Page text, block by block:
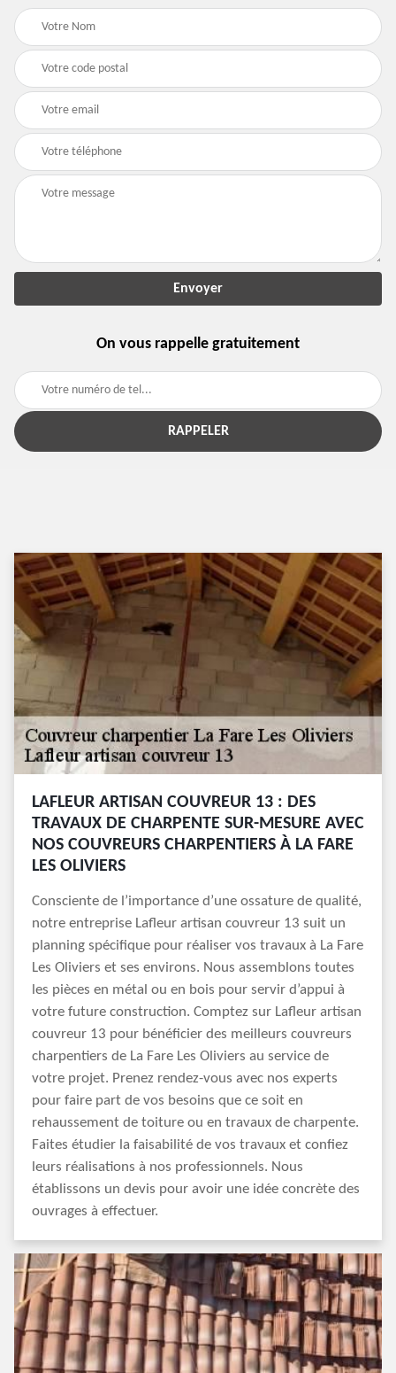
On vous rappelle gratuitement
LAFLEUR ARTISAN COUVREUR 13 : DES
TRAVAUX DE CHARPENTE SUR-MESURE AVEC
NOS COUVREURS CHARPENTIERS À LA FARE
LES OLIVIERS
Consciente de l’importance d’une ossature de qualité,
notre entreprise Lafleur artisan couvreur 13 suit un
planning spécifique pour réaliser vos travaux à La Fare
Les Oliviers et ses environs. Nous assemblons toutes
les pièces en métal ou en bois pour servir d’appui à
votre future construction. Comptez sur Lafleur artisan
couvreur 13 pour bénéficier des meilleurs couvreurs
charpentiers de La Fare Les Oliviers au service de
votre projet. Prenez rendez-vous avec nos experts
pour faire part de vos besoins que ce soit en
rehaussement de toiture ou en travaux de charpente.
Faites étudier la faisabilité de vos travaux et confiez
leurs réalisations à nos professionnels. Nous
établissons un devis pour avoir une idée concrète des
ouvrages à effectuer.